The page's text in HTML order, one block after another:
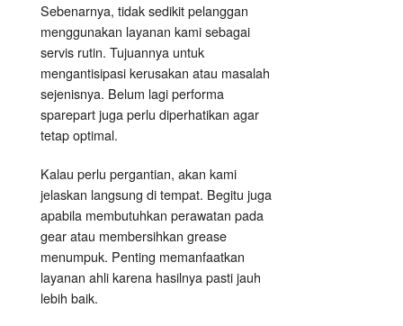
Sebenarnya, tidak sedikit pelanggan
menggunakan layanan kami sebagai
servis rutin. Tujuannya untuk
mengantisipasi kerusakan atau masalah
sejenisnya. Belum lagi performa
sparepart juga perlu diperhatikan agar
tetap optimal.
Kalau perlu pergantian, akan kami
jelaskan langsung di tempat. Begitu juga
apabila membutuhkan perawatan pada
gear atau membersihkan grease
menumpuk. Penting memanfaatkan
layanan ahli karena hasilnya pasti jauh
lebih baik.